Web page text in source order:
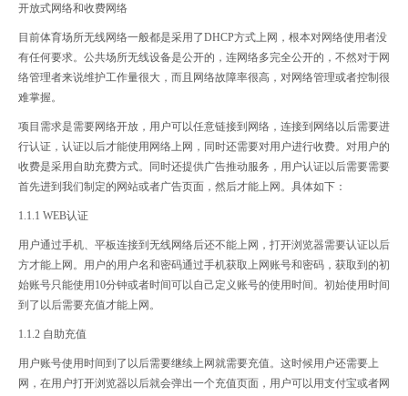
开放式网络和收费网络
目前体育场所无线网络一般都是采用了DHCP方式上网，根本对网络使用者没
有任何要求。公共场所无线设备是公开的，连网络多完全公开的，不然对于网
络管理者来说维护工作量很大，而且网络故障率很高，对网络管理或者控制很
难掌握。
项目需求是需要网络开放，用户可以任意链接到网络，连接到网络以后需要进
行认证，认证以后才能使用网络上网，同时还需要对用户进行收费。对用户的
收费是采用自助充费方式。同时还提供广告推动服务，用户认证以后需要需要
首先进到我们制定的网站或者广告页面，然后才能上网。具体如下：
1.1.1 WEB认证
用户通过手机、平板连接到无线网络后还不能上网，打开浏览器需要认证以后
方才能上网。用户的用户名和密码通过手机获取上网账号和密码，获取到的初
始账号只能使用10分钟或者时间可以自己定义账号的使用时间。初始使用时间
到了以后需要充值才能上网。
1.1.2 自助充值
用户账号使用时间到了以后需要继续上网就需要充值。这时候用户还需要上
网，在用户打开浏览器以后就会弹出一个充值页面，用户可以用支付宝或者网